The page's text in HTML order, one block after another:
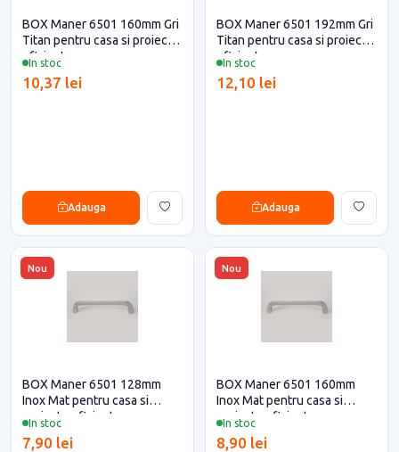
In stoc
BOX Maner 6501 160mm Gri
Titan pentru casa si proiecte
eficiente
10,37 lei
Adauga
In stoc
BOX Maner 6501 192mm Gri
Titan pentru casa si proiecte
eficiente
12,10 lei
Adauga
Nou
In stoc
BOX Maner 6501 128mm
Inox Mat pentru casa si
proiecte eficiente
7,90 lei
Nou
In stoc
BOX Maner 6501 160mm
Inox Mat pentru casa si
proiecte eficiente
8,90 lei